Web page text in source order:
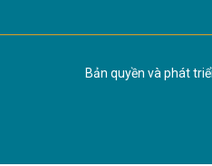
Bản quyền và phát